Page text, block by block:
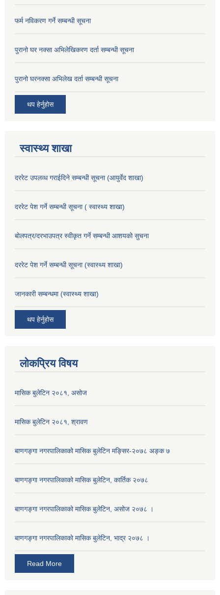
फर्म नविकरण गर्ने सम्बन्धी सूचना
पुरानो घर नक्सा अभिलेखिकरण दर्ता सम्बन्धी सूचना
पुरानो घरनक्सा अभिलेख दर्ता सम्बन्धी सूचना
थप हेर्नुहोस
स्वास्थ्य शाखा
दररेट उपलव्ध गराईदिने सम्बन्धी सूचना (आयुर्वेद शाखा)
दररेट पेश गर्ने सम्बन्धी सूचना ( स्वास्थ्य शाखा)
बोलपत्र/दरभाउपत्र स्वीकृत गर्ने सम्बन्धी आशयको सुचना
दररेट पेश गर्ने सम्बन्धी सूचना (स्वास्थ्य शाखा)
जानकारी सम्बन्धमा (स्वास्थ्य शाखा)
थप हेर्नुहोस
लोकप्रिय विषय
मासिक बुलेटिन २०८१, असोज
मासिक बुलेटिन २०८१, श्रावण
बाणगङ्गा नगरपालिकाको मासिक बुलेटिन मङ्सिर-२०७८ अङ्क ७
बाणगङ्गा नगरपालिकाको मासिक बुलेटिन, कार्तिक २०७८
बाणगङ्गा नगरपालिकाको मासिक बुलेटिन, असोज २०७८ ।
बाणगङ्गा नगरपालिकाकाे मासिक बुलेटिन, भाद्र २०७८ ।
Read More